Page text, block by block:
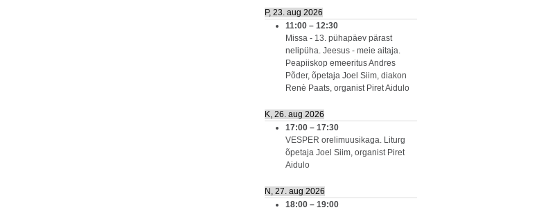
P, 23. aug 2026
11:00 – 12:30
Missa - 13. pühapäev pärast
nelipüha. Jeesus - meie aitaja.
Peapiiskop emeeritus Andres
Põder, õpetaja Joel Siim, diakon
Renè Paats, organist Piret Aidulo
K, 26. aug 2026
17:00 – 17:30
VESPER orelimuusikaga. Liturg
õpetaja Joel Siim, organist Piret
Aidulo
N, 27. aug 2026
18:00 – 19:00